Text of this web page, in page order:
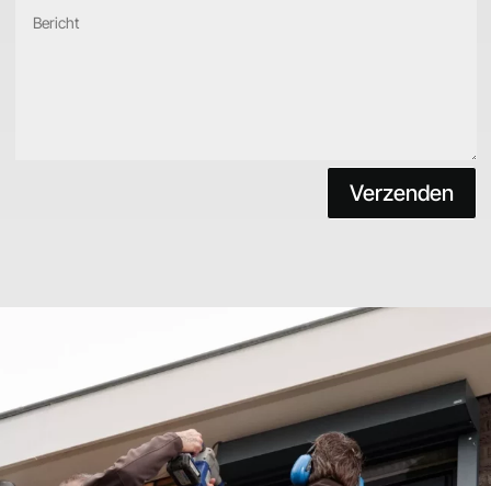
Verzenden